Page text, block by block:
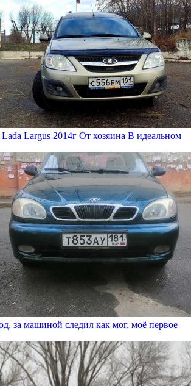
Largus 2014г От хозяина В идеальном
за машиной следил как мог, моё первое